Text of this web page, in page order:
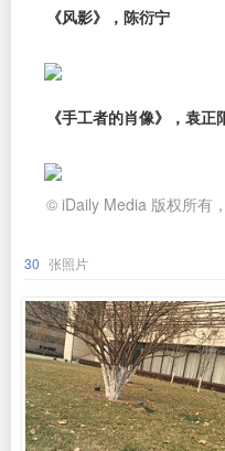
《风影》，陈衍宁
《手工者的肖像》，袁正
© iDaily Media 版权所有
30 张照片